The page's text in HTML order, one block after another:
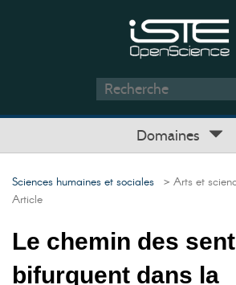
Domaines
Sciences humaines et sociales > Arts et
Article
Le chemin des
bifurquent dans la